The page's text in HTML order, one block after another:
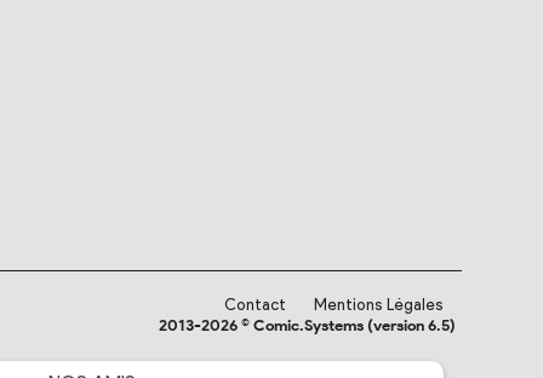
Contact
Mentions Légales
2013-2026 © Comic.Systems (version 6.5)